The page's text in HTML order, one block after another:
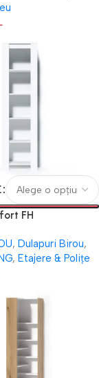
FH
, Dulapuri Birou,
, Etajere & Polițe